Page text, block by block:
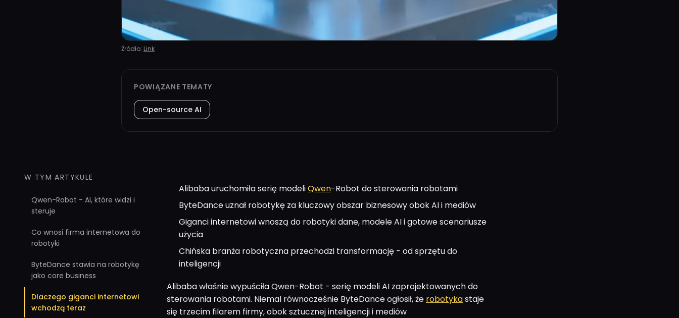
Źródło: Link
POWIĄZANE TEMATY
Open-source AI
W TYM ARTYKULE
Qwen-Robot - AI, które widzi i
steruje
Co wnosi firma internetowa do
robotyki
ByteDance stawia na robotykę
jako core business
Dlaczego giganci internetowi
wchodzą teraz
Alibaba uruchomiła serię modeliQwen-Robot do sterowania robotami
ByteDance uznał robotykę za kluczowy obszar biznesowy obok AI i mediów
Giganci internetowi wnoszą do robotyki dane, modele AI i gotowe scenariusze
użycia
Chińska branża robotyczna przechodzi transformację - od sprzętu do
inteligencji
Alibaba właśnie wypuściła Qwen-Robot - serię modeli AI zaprojektowanych do
sterowania robotami. Niemal równocześnie ByteDance ogłosił, że robotykastaje
się trzecim filarem firmy, obok sztucznej inteligencji i mediów